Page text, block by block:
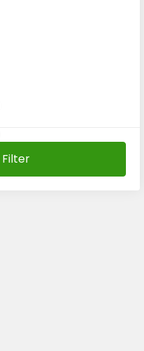
Filter